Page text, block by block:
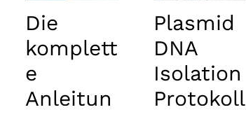
Die
komplett
e
Anleitun
Plasmid
DNA
Isolation
Protokoll